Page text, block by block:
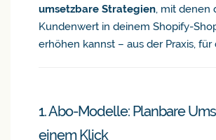
umsetzbare Strategien, mit denen
Kundenwert in deinem Shopify-
erhöhen kannst – aus der Praxis, für
1. Abo-Modelle: Planbare
einem Klick